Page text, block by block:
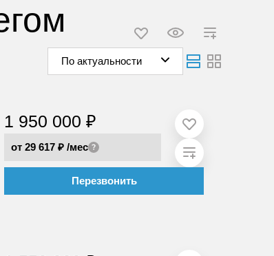
По актуальности
1 950 000 ₽
от 29 617 ₽ /мес
Перезвонить